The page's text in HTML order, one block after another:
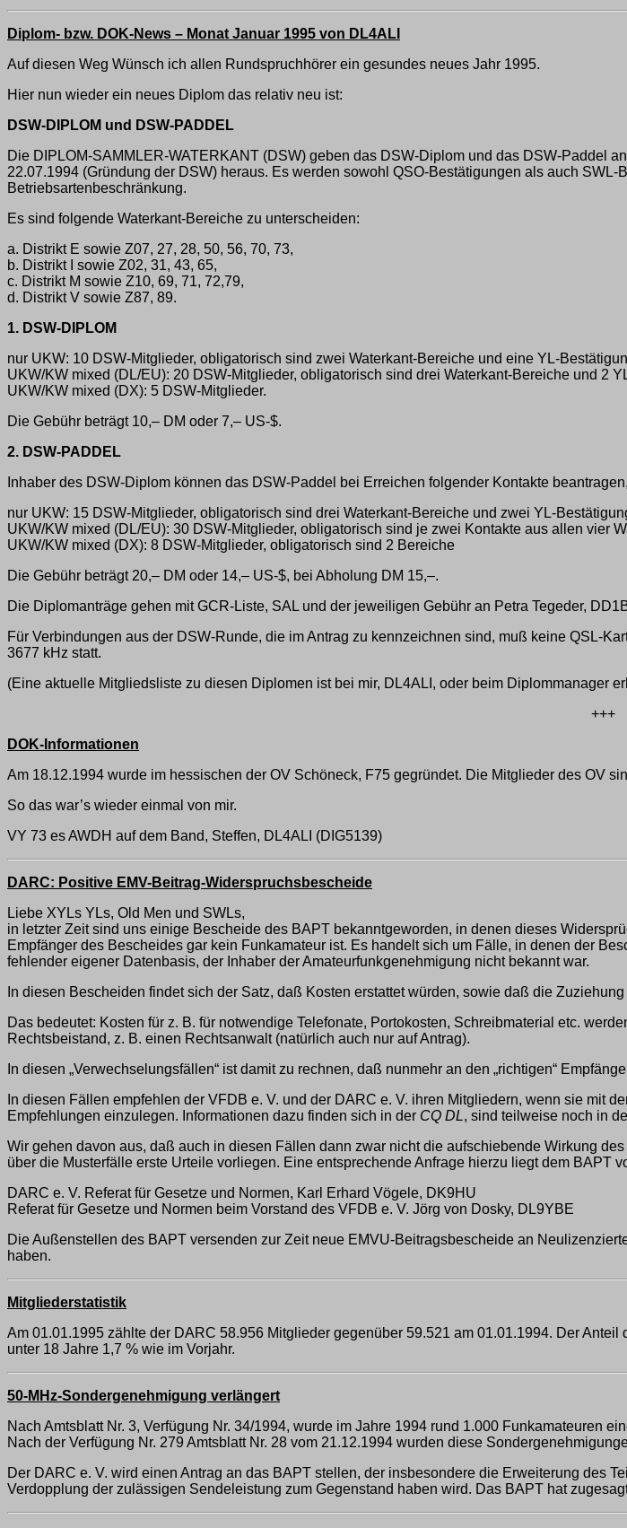
Diplom- bzw. DOK-News – Monat Januar 1995 von DL4ALI
Auf diesen Weg Wünsch ich allen Rundspruchhörer ein gesundes neues Jahr 1995.
Hier nun wieder ein neues Diplom das relativ neu ist:
DSW-DIPLOM und DSW-PADDEL
Die DIPLOM-SAMMLER-WATERKANT (DSW) geben das DSW-Diplom und das DSW-Paddel
22.07.1994 (Gründung der DSW) heraus. Es werden sowohl QSO-Bestätigungen als auch
Betriebsartenbeschränkung.
Es sind folgende Waterkant-Bereiche zu unterscheiden:
a. Distrikt E sowie Z07, 27, 28, 50, 56, 70, 73,
b. Distrikt I sowie Z02, 31, 43, 65,
c. Distrikt M sowie Z10, 69, 71, 72,79,
d. Distrikt V sowie Z87, 89.
1. DSW-DIPLOM
nur UKW: 10 DSW-Mitglieder, obligatorisch sind zwei Waterkant-Bereiche und eine YL-
UKW/KW mixed (DL/EU): 20 DSW-Mitglieder, obligatorisch sind drei Waterkant-Bereiche und 2
UKW/KW mixed (DX): 5 DSW-Mitglieder.
Die Gebühr beträgt 10,– DM oder 7,– US-$.
2. DSW-PADDEL
Inhaber des DSW-Diplom können das DSW-Paddel bei Erreichen folgender Kontakte
nur UKW: 15 DSW-Mitglieder, obligatorisch sind drei Waterkant-Bereiche und zwei YL-
UKW/KW mixed (DL/EU): 30 DSW-Mitglieder, obligatorisch sind je zwei Kontakte aus allen vier
UKW/KW mixed (DX): 8 DSW-Mitglieder, obligatorisch sind 2 Bereiche
Die Gebühr beträgt 20,– DM oder 14,– US-$, bei Abholung DM 15,–.
Die Diplomanträge gehen mit GCR-Liste, SAL und der jeweiligen Gebühr an Petra Tegeder,
Für Verbindungen aus der DSW-Runde, die im Antrag zu kennzeichnen sind, muß keine QSL-
3677 kHz statt.
(Eine aktuelle Mitgliedsliste zu diesen Diplomen ist bei mir, DL4ALI, oder beim Diplommanager
+++
DOK-Informationen
Am 18.12.1994 wurde im hessischen der OV Schöneck, F75 gegründet. Die Mitglieder des OV
So das war’s wieder einmal von mir.
VY 73 es AWDH auf dem Band, Steffen, DL4ALI (DIG5139)
DARC: Positive EMV-Beitrag-Widerspruchsbescheide
Liebe XYLs YLs, Old Men und SWLs,
in letzter Zeit sind uns einige Bescheide des BAPT bekanntgeworden, in denen dieses
Empfänger des Bescheides gar kein Funkamateur ist. Es handelt sich um Fälle, in denen der
fehlender eigener Datenbasis, der Inhaber der Amateurfunkgenehmigung nicht bekannt war.
In diesen Bescheiden findet sich der Satz, daß Kosten erstattet würden, sowie daß die
Das bedeutet: Kosten für z. B. für notwendige Telefonate, Portokosten, Schreibmaterial etc.
Rechtsbeistand, z. B. einen Rechtsanwalt (natürlich auch nur auf Antrag).
In diesen „Verwechselungsfällen“ ist damit zu rechnen, daß nunmehr an den „richtigen“
In diesen Fällen empfehlen der VFDB e. V. und der DARC e. V. ihren Mitgliedern, wenn sie mit
Empfehlungen einzulegen. Informationen dazu finden sich in der CQ DL, sind teilweise noch in
Wir gehen davon aus, daß auch in diesen Fällen dann zwar nicht die aufschiebende Wirkung
über die Musterfälle erste Urteile vorliegen. Eine entsprechende Anfrage hierzu liegt dem BAPT
DARC e. V. Referat für Gesetze und Normen, Karl Erhard Vögele, DK9HU
Referat für Gesetze und Normen beim Vorstand des VFDB e. V. Jörg von Dosky, DL9YBE
Die Außenstellen des BAPT versenden zur Zeit neue EMVU-Beitragsbescheide an
haben.
Mitgliederstatistik
Am 01.01.1995 zählte der DARC 58.956 Mitglieder gegenüber 59.521 am 01.01.1994. Der
unter 18 Jahre 1,7 % wie im Vorjahr.
50-MHz-Sondergenehmigung verlängert
Nach Amtsblatt Nr. 3, Verfügung Nr. 34/1994, wurde im Jahre 1994 rund 1.000 Funkamateuren
Nach der Verfügung Nr. 279 Amtsblatt Nr. 28 vom 21.12.1994 wurden diese
Der DARC e. V. wird einen Antrag an das BAPT stellen, der insbesondere die Erweiterung des
Verdopplung der zulässigen Sendeleistung zum Gegenstand haben wird. Das BAPT hat